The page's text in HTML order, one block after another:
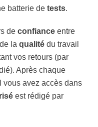
batterie de tests.
de confiance entre
la qualité du travail
vos retours (par
Après chaque
vous avez accès dans
est rédigé par